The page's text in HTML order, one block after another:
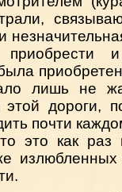
лишь не
этой дороги,
почти
это как